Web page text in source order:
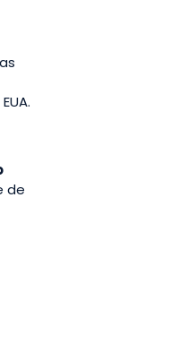
de